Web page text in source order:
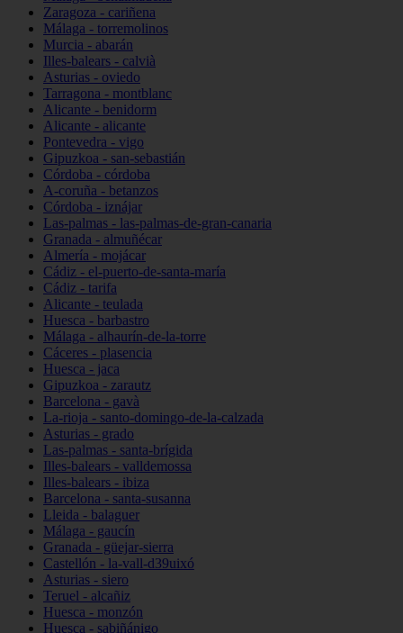
Zaragoza - cariñena
Málaga - torremolinos
Murcia - abarán
Illes-balears - calvià
Asturias - oviedo
Tarragona - montblanc
Alicante - benidorm
Alicante - alicante
Pontevedra - vigo
Gipuzkoa - san-sebastián
Córdoba - córdoba
A-coruña - betanzos
Córdoba - iznájar
Las-palmas - las-palmas-de-gran-canaria
Granada - almuñécar
Almería - mojácar
Cádiz - el-puerto-de-santa-maría
Cádiz - tarifa
Alicante - teulada
Huesca - barbastro
Málaga - alhaurín-de-la-torre
Cáceres - plasencia
Huesca - jaca
Gipuzkoa - zarautz
Barcelona - gavà
La-rioja - santo-domingo-de-la-calzada
Asturias - grado
Las-palmas - santa-brígida
Illes-balears - valldemossa
Illes-balears - ibiza
Barcelona - santa-susanna
Lleida - balaguer
Málaga - gaucín
Granada - güejar-sierra
Castellón - la-vall-d39uixó
Asturias - siero
Teruel - alcañiz
Huesca - monzón
Huesca - sabiñánigo